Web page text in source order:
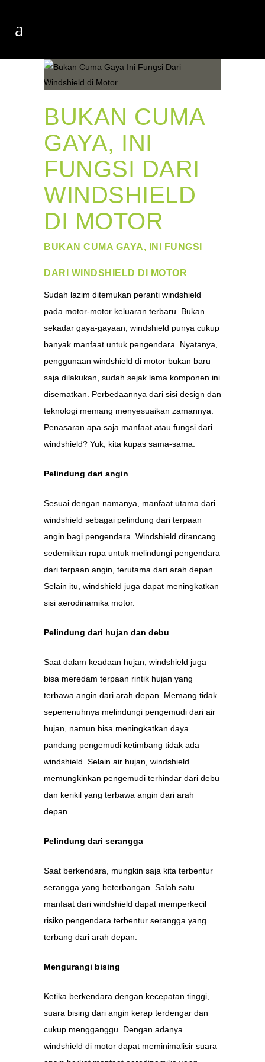
BUKAN CUMA
GAYA, INI
FUNGSI DARI
WINDSHIELD
DI MOTOR
BUKAN CUMA GAYA, INI FUNGSI
DARI WINDSHIELD DI MOTOR
Sudah lazim ditemukan peranti windshield
pada motor-motor keluaran terbaru. Bukan
sekadar gaya-gayaan, windshield punya cukup
banyak manfaat untuk pengendara. Nyatanya,
penggunaan windshield di motor bukan baru
saja dilakukan, sudah sejak lama komponen ini
disematkan. Perbedaannya dari sisi design dan
teknologi memang menyesuaikan zamannya.
Penasaran apa saja manfaat atau fungsi dari
windshield? Yuk, kita kupas sama-sama.
Pelindung dari angin
Sesuai dengan namanya, manfaat utama dari
windshield sebagai pelindung dari terpaan
angin bagi pengendara. Windshield dirancang
sedemikian rupa untuk melindungi pengendara
dari terpaan angin, terutama dari arah depan.
Selain itu, windshield juga dapat meningkatkan
sisi aerodinamika motor.
Pelindung dari hujan dan debu
Saat dalam keadaan hujan, windshield juga
bisa meredam terpaan rintik hujan yang
terbawa angin dari arah depan. Memang tidak
sepenenuhnya melindungi pengemudi dari air
hujan, namun bisa meningkatkan daya
pandang pengemudi ketimbang tidak ada
windshield. Selain air hujan, windshield
memungkinkan pengemudi terhindar dari debu
dan kerikil yang terbawa angin dari arah
depan.
Pelindung dari serangga
Saat berkendara, mungkin saja kita terbentur
serangga yang beterbangan. Salah satu
manfaat dari windshield dapat memperkecil
risiko pengendara terbentur serangga yang
terbang dari arah depan.
Mengurangi bising
Ketika berkendara dengan kecepatan tinggi,
suara bising dari angin kerap terdengar dan
cukup mengganggu. Dengan adanya
windshield di motor dapat meminimalisir suara